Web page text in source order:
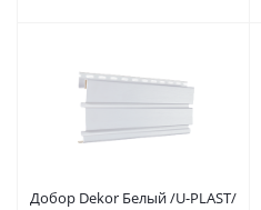
Добор Dekor Белый /U-PLAST/